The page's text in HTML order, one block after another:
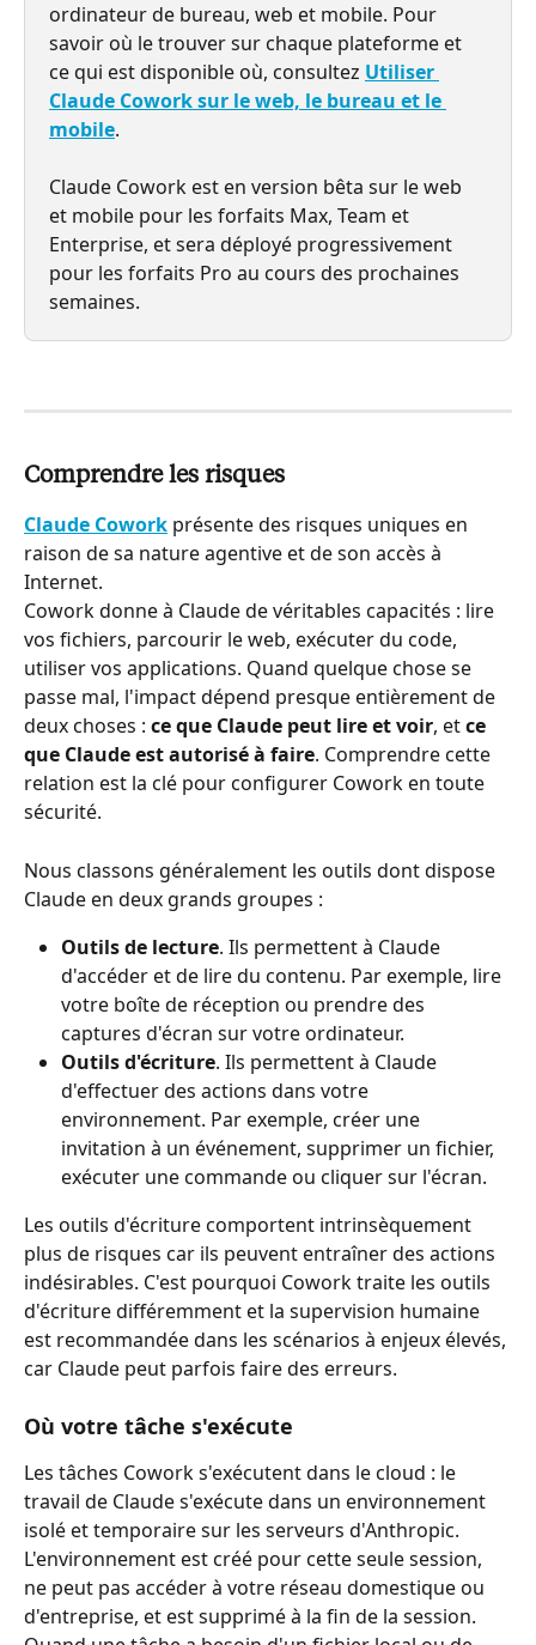
ordinateur de bureau, web et mobile. Pour
savoir où le trouver sur chaque plateforme et
ce qui est disponible où, consultez Utiliser
Claude Cowork sur le web, le bureau et le
mobile.
Claude Cowork est en version bêta sur le web
et mobile pour les forfaits Max, Team et
Enterprise, et sera déployé progressivement
pour les forfaits Pro au cours des prochaines
semaines.
Comprendre les risques
Claude Cowork présente des risques uniques en
raison de sa nature agentive et de son accès à
Internet.
Cowork donne à Claude de véritables capacités : lire
vos fichiers, parcourir le web, exécuter du code,
utiliser vos applications. Quand quelque chose se
passe mal, l'impact dépend presque entièrement de
deux choses : ce que Claude peut lire et voir, et ce
que Claude est autorisé à faire. Comprendre cette
relation est la clé pour configurer Cowork en toute
sécurité.
Nous classons généralement les outils dont dispose
Claude en deux grands groupes :
Outils de lecture. Ils permettent à Claude
d'accéder et de lire du contenu. Par exemple, lire
votre boîte de réception ou prendre des
captures d'écran sur votre ordinateur.
Outils d'écriture. Ils permettent à Claude
d'effectuer des actions dans votre
environnement. Par exemple, créer une
invitation à un événement, supprimer un fichier,
exécuter une commande ou cliquer sur l'écran.
Les outils d'écriture comportent intrinsèquement
plus de risques car ils peuvent entraîner des actions
indésirables. C'est pourquoi Cowork traite les outils
d'écriture différemment et la supervision humaine
est recommandée dans les scénarios à enjeux élevés,
car Claude peut parfois faire des erreurs.
Où votre tâche s'exécute
Les tâches Cowork s'exécutent dans le cloud : le
travail de Claude s'exécute dans un environnement
isolé et temporaire sur les serveurs d'Anthropic.
L'environnement est créé pour cette seule session,
ne peut pas accéder à votre réseau domestique ou
d'entreprise, et est supprimé à la fin de la session.